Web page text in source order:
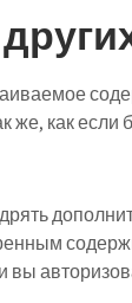
же, как если
вы